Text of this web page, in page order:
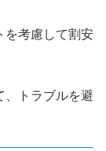
を考慮して割安
、トラブルを避